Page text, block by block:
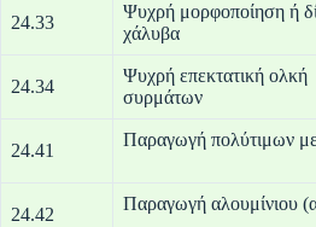
24.33
Ψυχρή μορφοποίηση ή
24.34
Ψυχρή επεκτατική ολκή
24.41
24.42